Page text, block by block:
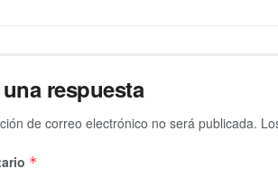
respuesta
de correo electrónico no será publicada.
*